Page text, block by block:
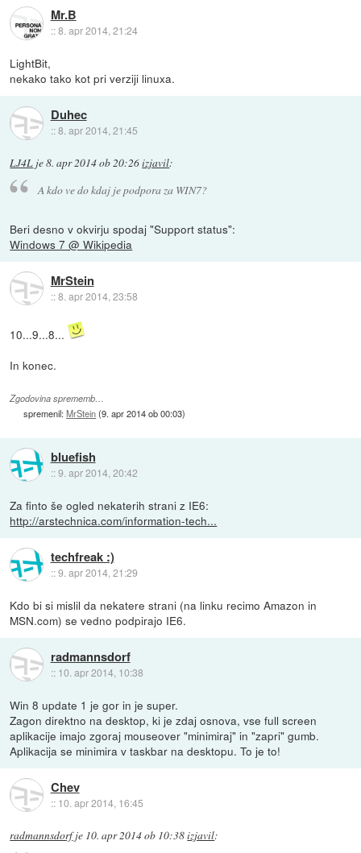
Mr.B
::8. apr 2014, 21:24
LightBit,
nekako tako kot pri verziji linuxa.
Duhec
::8. apr 2014, 21:45
LJ4L je8. apr 2014 ob 20:26izjavil:
A kdo ve do kdaj je podpora za WIN7?
Beri desno v okvirju spodaj "Support status":
Windows 7 @ Wikipedia
MrStein
::8. apr 2014, 23:58
10...9...8...
In konec.
Zgodovina sprememb…
spremenil:MrStein(9. apr 2014 ob 00:03)
bluefish
::9. apr 2014, 20:42
Za finto še ogled nekaterih strani z IE6:
http://arstechnica.com/information-tech...
techfreak :)
::9. apr 2014, 21:29
Kdo bi si mislil da nekatere strani (na linku recimo Amazon in
MSN.com) se vedno podpirajo IE6.
radmannsdorf
:: 10. apr 2014, 10:38
Win 8 update 1 je gor in je super.
Zagon direktno na desktop, ki je zdaj osnova, vse full screen
aplikacije imajo zgoraj mouseover "minimiraj" in "zapri" gumb.
Aplikacija se minimira v taskbar na desktopu. To je to!
Chev
:: 10. apr 2014, 16:45
radmannsdorfje 10. apr 2014 ob 10:38izjavil: